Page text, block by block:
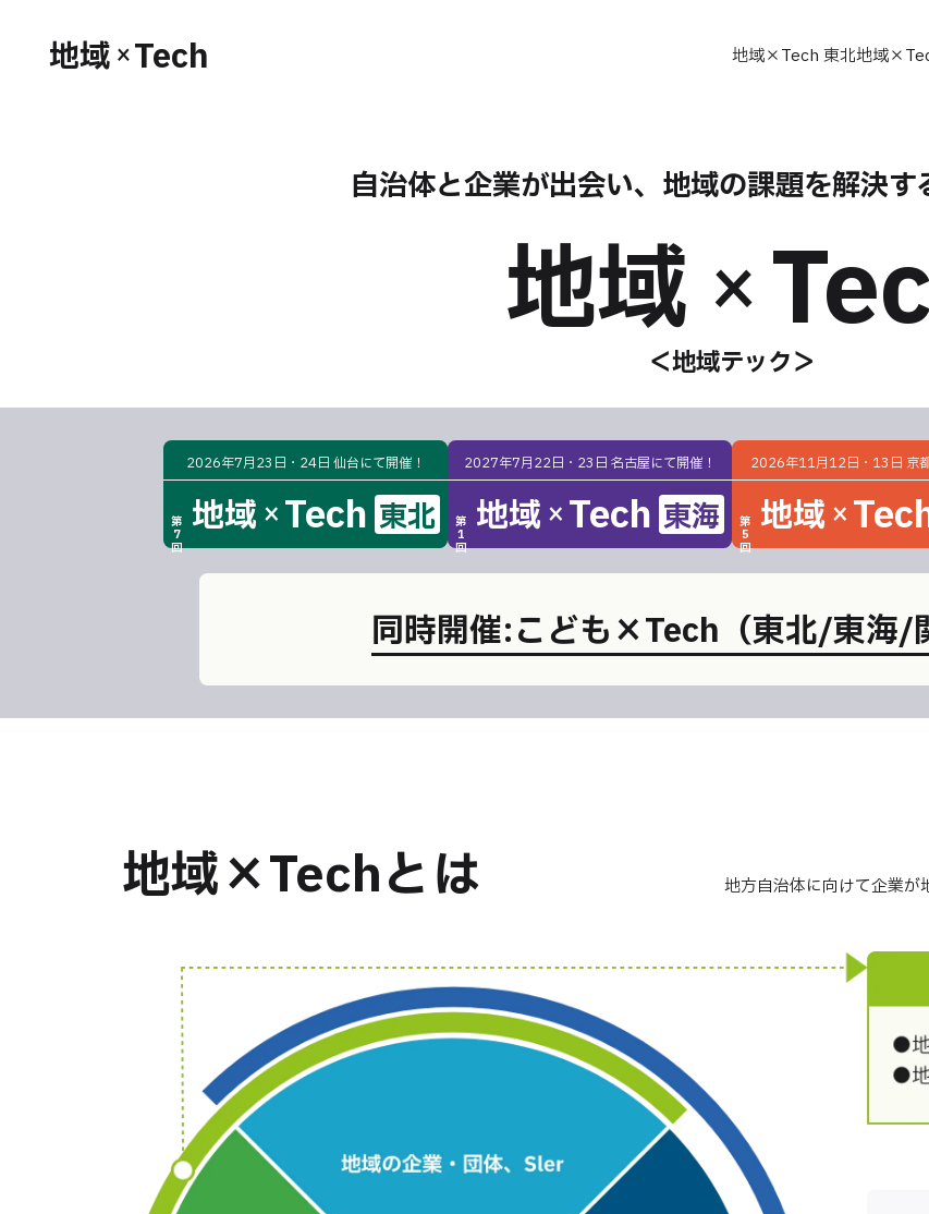
地域 × Tech 地域×Tech 東北地域
自治体と企業が出会い、地域の課題を解決す
地域 ×
＜地域テック＞
2026年7月23日・24日 仙台にて開催！
第
7
回
地域 × Tech 東北
2027年7月22日・23日 名古屋にて開催！
第
1
回
地域 × Tech 東海
2026年11月12日・13日 京
第
5
回
地域 ×
同時開催:こども×Tech （東北/東海/
地域×Techとは 地方自治体に向けて企業が